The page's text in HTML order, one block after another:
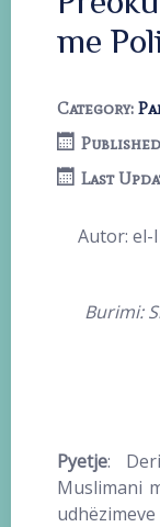
me
Category:
Last
Autor: el-
Burimi:
Pyetje:
Muslimani